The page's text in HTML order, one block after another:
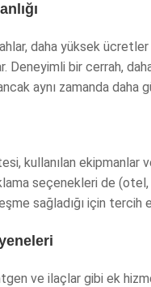
daha yüksek
Deneyimli bir cerrah,
aynı zamanda daha
kullanılan
seçenekleri de
sağladığı için tercih
ve ilaçlar gibi ek